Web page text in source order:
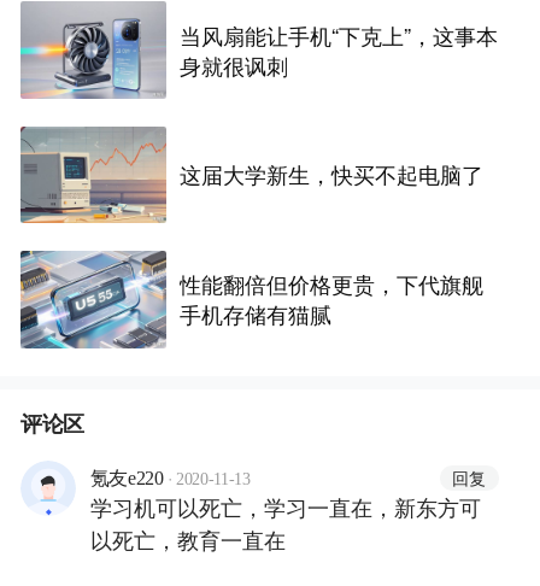
当风扇能让手机“下克上”，这事本
身就很讽刺
这届大学新生，快买不起电脑了
性能翻倍但价格更贵，下代旗舰
手机存储有猫腻
评论区
氪友e220 · 2020-11-13 回复
学习机可以死亡，学习一直在，新东方可
以死亡，教育一直在